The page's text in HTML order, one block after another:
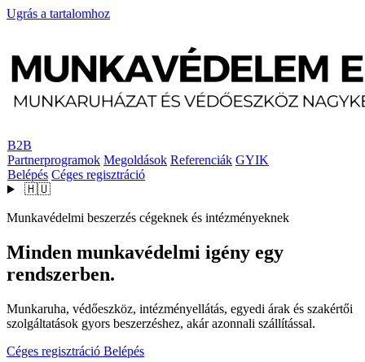
Ugrás a tartalomhoz
B2B
Partnerprogramok Megoldások Referenciák GYIK
Belépés Céges regisztráció
🇭🇺
Munkavédelmi beszerzés cégeknek és intézményeknek
Minden munkavédelmi igény egy
rendszerben.
Munkaruha, védőeszköz, intézményellátás, egyedi árak és szakértői
szolgáltatások gyors beszerzéshez, akár azonnali szállítással.
Céges regisztráció Belépés